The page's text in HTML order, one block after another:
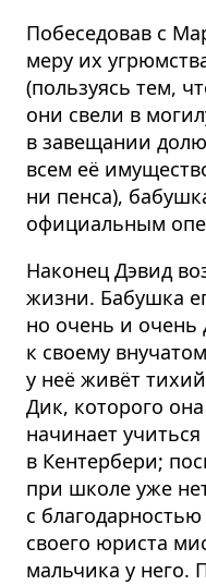
Побеседовав с
меру их
(пользуясь тем,
они свели в
в завещании
всем её
ни пенса),
официальным
Наконец Дэвид
жизни. Бабушка
но очень и очень
к своему
у неё живёт
Дик, которого
начинает
в Кентербери;
при школе уже
с
своего юриста
мальчика у него.